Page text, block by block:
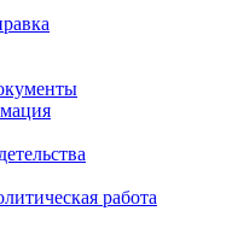
работа